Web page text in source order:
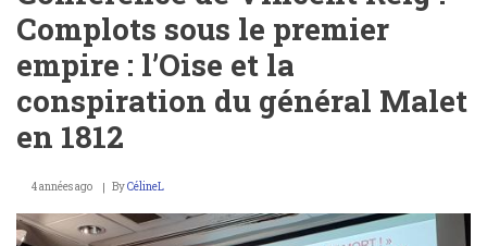
Complots sous le premier
empire : l’Oise et la
conspiration du général Malet
en 1812
4 années ago ByCélineL